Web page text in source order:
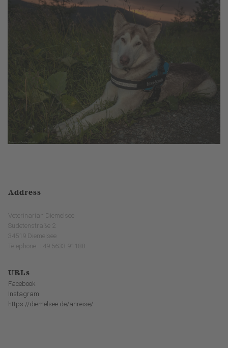
Address
Veterinarian Diemelsee
Sudetenstraße 2
34519 Diemelsee
Telephone: +49 5633 91188
URLs
Facebook
Instagram
https://diemelsee.de/anreise/